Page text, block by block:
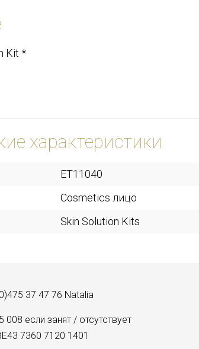
Kit *
характеристики
ET11040
Cosmetics лицо
Skin Solution Kits
37 47 76 Natalia
008 если занят / отсутствует
7360 7120 1401